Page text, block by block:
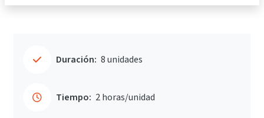
Duración: 8 unidades
Tiempo: 2 horas/unidad